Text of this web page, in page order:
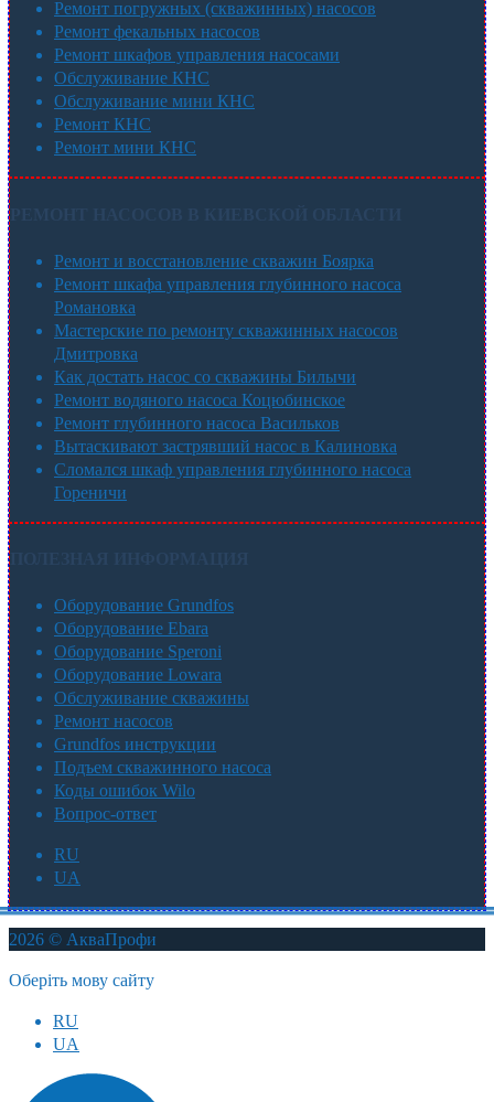
Ремонт погружных (скважинных) насосов
Ремонт фекальных насосов
Ремонт шкафов управления насосами
Обслуживание КНС
Обслуживание мини КНС
Ремонт КНС
Ремонт мини КНС
Ремонт и восстановление скважин Боярка
Ремонт шкафа управления глубинного насоса
Романовка
Мастерские по ремонту скважинных насосов
Дмитровка
Как достать насос со скважины Билычи
Ремонт водяного насоса Коцюбинское
Ремонт глубинного насоса Васильков
Вытаскивают застрявший насос в Калиновка
Сломался шкаф управления глубинного насоса
Гореничи
Оборудование Grundfos
Оборудование Ebara
Оборудование Speroni
Оборудование Lowara
Обслуживание скважины
Ремонт насосов
Grundfos инструкции
Подъем скважинного насоса
Коды ошибок Wilo
Вопрос-ответ
RU
UA
2026 © АкваПрофи
Оберіть мову сайту
RU
UA